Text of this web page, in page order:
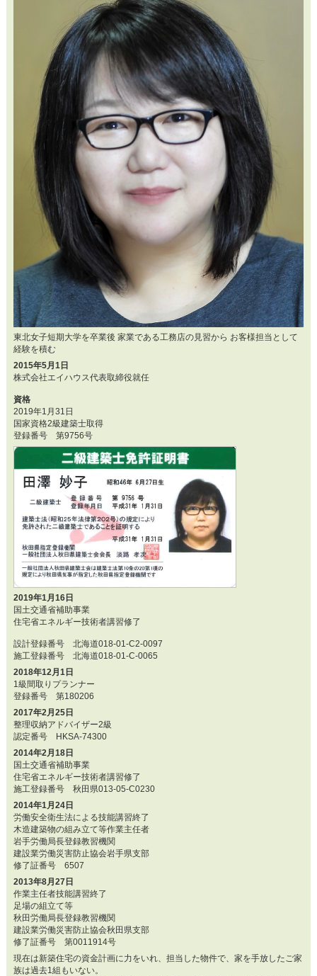
東北女子短期大学を卒業後 家業である工務店の見習から お客様担当として
経験を積む
2015年5月1日
株式会社エイハウス代表取締役就任
資格
2019年1月31日
国家資格2級建築士取得
登録番号 第9756号
2019年1月16日
国土交通省補助事業
住宅省エネルギー技術者講習修了
設計登録番号 北海道018-01-C2-0097
施工登録番号 北海道018-01-C-0065
2018年12月1日
1級間取りプランナー
登録番号 第180206
2017年2月25日
整理収納アドバイザー2級
認定番号 HKSA-74300
2014年2月18日
国土交通省補助事業
住宅省エネルギー技術者講習修了
施工登録番号 秋田県013-05-C0230
2014年1月24日
労働安全衛生法による技能講習終了
木造建築物の組み立て等作業主任者
岩手労働局長登録教習機関
建設業労働災害防止協会岩手県支部
修了証番号 6507
2013年8月27日
作業主任者技能講習終了
足場の組立て等
秋田労働局長登録教習機関
建設業労働災害防止協会秋田県支部
修了証番号 第0011914号
現在は新築住宅の資金計画に力をいれ、担当した物件で、家を手放したご家
族は過去1組もいない。